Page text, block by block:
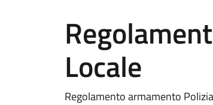
Locale
Regolamento armamento